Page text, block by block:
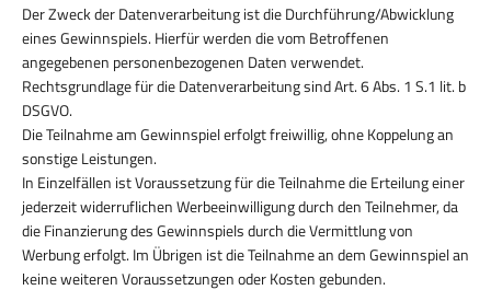
Der Zweck der Datenverarbeitung ist die Durchführung/Abwicklung
eines Gewinnspiels. Hierfür werden die vom Betroffenen
angegebenen personenbezogenen Daten verwendet.
Rechtsgrundlage für die Datenverarbeitung sind Art. 6 Abs. 1 S.1 lit. b
DSGVO.
Die Teilnahme am Gewinnspiel erfolgt freiwillig, ohne Koppelung an
sonstige Leistungen.
In Einzelfällen ist Voraussetzung für die Teilnahme die Erteilung einer
jederzeit widerruflichen Werbeeinwilligung durch den Teilnehmer, da
die Finanzierung des Gewinnspiels durch die Vermittlung von
Werbung erfolgt. Im Übrigen ist die Teilnahme an dem Gewinnspiel an
keine weiteren Voraussetzungen oder Kosten gebunden.